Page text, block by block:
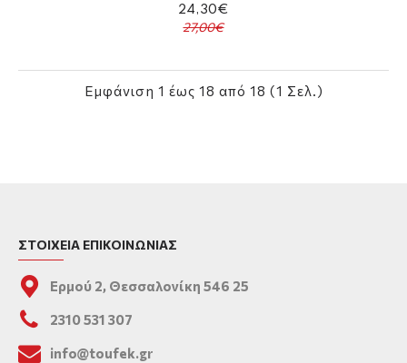
24,30€
27,00€
Εμφάνιση 1 έως 18 από 18 (1 Σελ.)
ΣΤΟΙΧΕΙΑ ΕΠΙΚΟΙΝΩΝΙΑΣ
Ερμού 2, Θεσσαλονίκη 546 25
2310 531 307
info@toufek.gr